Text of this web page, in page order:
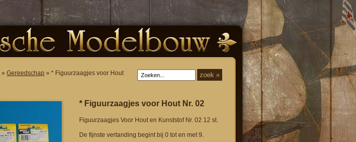
» Gereedschap » * Figuurzaagjes voor Hout
* Figuurzaagjes voor Hout Nr. 02
Figuurzaagjes Voor Hout en Kunststof Nr. 02 12 st.
De fijnste vertanding begint bij 0 tot en met 9.